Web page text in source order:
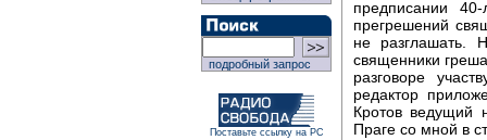
подробный запрос
Поставьте ссылку на РС
предписании
прегрешений
не разглашать.
священники
разговоре
редактор
Кротов ведущий
Праге со мной в